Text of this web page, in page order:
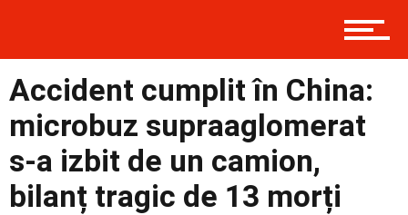
Prima
Politică
Accident cumplit în China:
microbuz supraaglomerat
s-a izbit de un camion,
bilanț tragic de 13 morți